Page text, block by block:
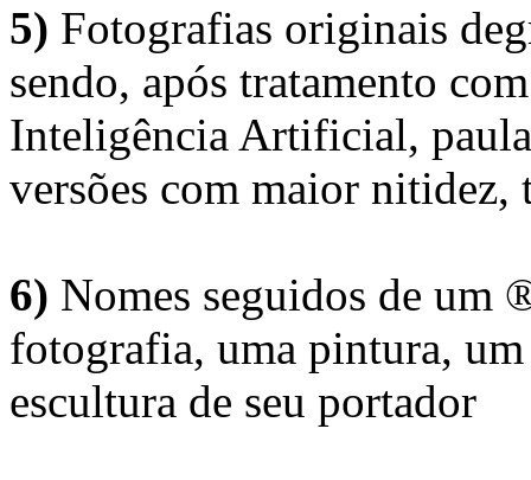
5) Fotografias originais
sendo, após tratamento
Inteligência Artificial,
versões com maior nitidez,
6) Nomes seguidos de um
fotografia, uma pintura,
escultura de seu portador